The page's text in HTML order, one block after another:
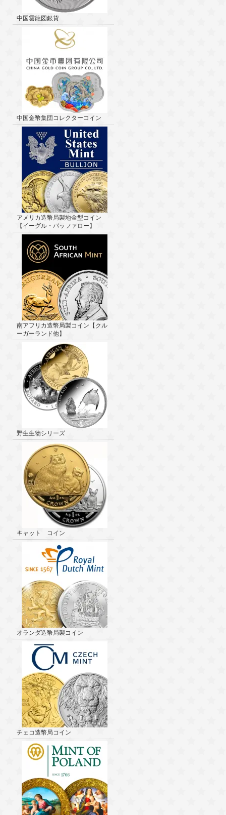
中国雲龍図銀貨
中国金幣集団コレクターコイン
アメリカ造幣局製地金型コイン
【イーグル・バッファロー】
南アフリカ造幣局製コイン【クル
ーガーランド他】
野生生物シリーズ
キャット コイン
オランダ造幣局製コイン
チェコ造幣局コイン